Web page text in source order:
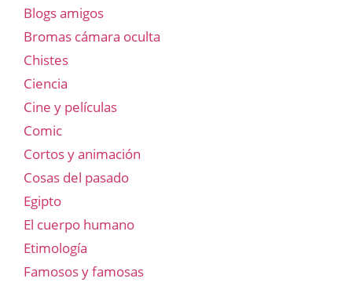
Blogs amigos
Bromas cámara oculta
Chistes
Ciencia
Cine y películas
Comic
Cortos y animación
Cosas del pasado
Egipto
El cuerpo humano
Etimología
Famosos y famosas